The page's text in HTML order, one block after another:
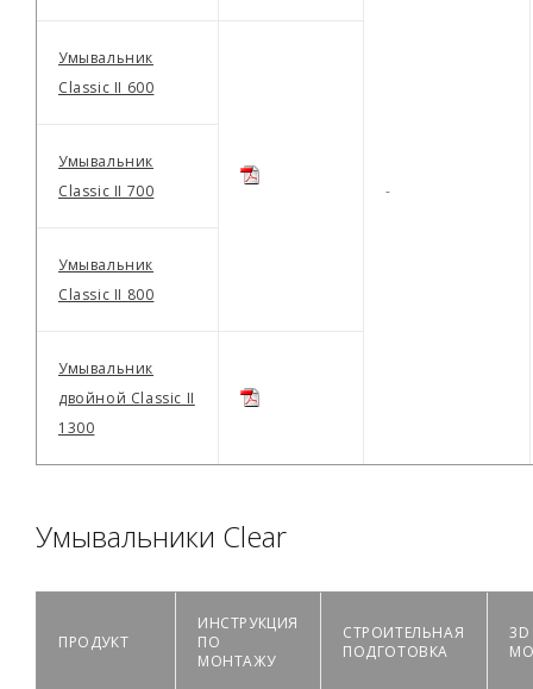
-
Умывальник
Classic II 600
Умывальник
Classic II 700
Умывальник
Classic II 800
Умывальник
двойной Classic II
1300
Умывальники Clear
ПРОДУКТ
ИНСТРУКЦИЯ
ПО
МОНТАЖУ
СТРОИТЕЛЬНАЯ
ПОДГОТОВКА
3D